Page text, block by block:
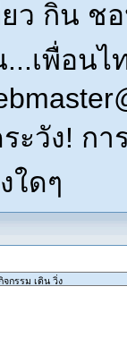
ว กิน ช
...เพื่อน
ะวัง! ก
ใดๆ